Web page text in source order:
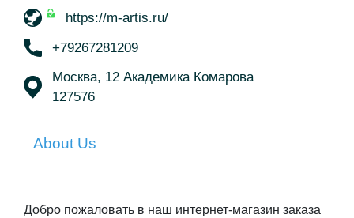
https://m-artis.ru/
+79267281209
Москва, 12 Академика Комарова
127576
About Us
Добро пожаловать в наш интернет-магазин заказа